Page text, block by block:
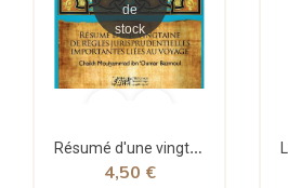
de
stock
Résumé d'une vingtaine de règles jurisprudentielles liées au voyage - Bazmoul - Héritage...
4,50 €